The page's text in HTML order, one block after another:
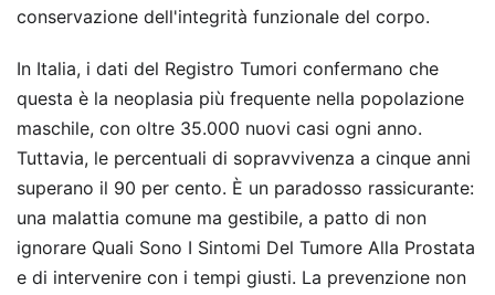
conservazione dell'integrità funzionale del corpo.
In Italia, i dati del Registro Tumori confermano che
questa è la neoplasia più frequente nella popolazione
maschile, con oltre 35.000 nuovi casi ogni anno.
Tuttavia, le percentuali di sopravvivenza a cinque anni
superano il 90 per cento. È un paradosso rassicurante:
una malattia comune ma gestibile, a patto di non
ignorare Quali Sono I Sintomi Del Tumore Alla Prostata
e di intervenire con i tempi giusti. La prevenzione non